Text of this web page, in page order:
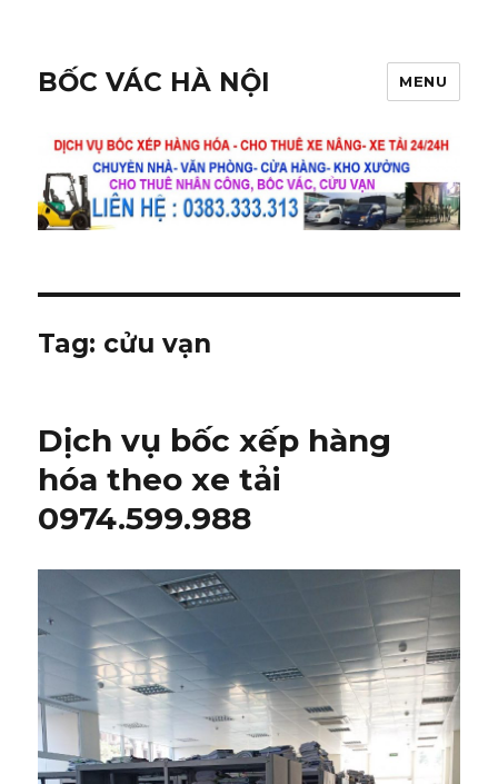
BỐC VÁC HÀ NỘI MENU
Tag: cửu vạn
Dịch vụ bốc xếp hàng
hóa theo xe tải
0974.599.988